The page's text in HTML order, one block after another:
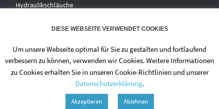
Hydraulikschläuche
Zentralschmierungen
Hochdruckwaschgeräte und
DIESE WEBSEITE VERWENDET COOKIES
Um unsere Webseite optimal für Sie zu gestalten und fortlaufend
verbessern zu können, verwenden wir Cookies. Weitere Informationen
zu Cookies erhalten Sie in unseren Cookie-Richtlinien und unserer
Datenschutzerklärung.
Akzeptieren Ablehnen